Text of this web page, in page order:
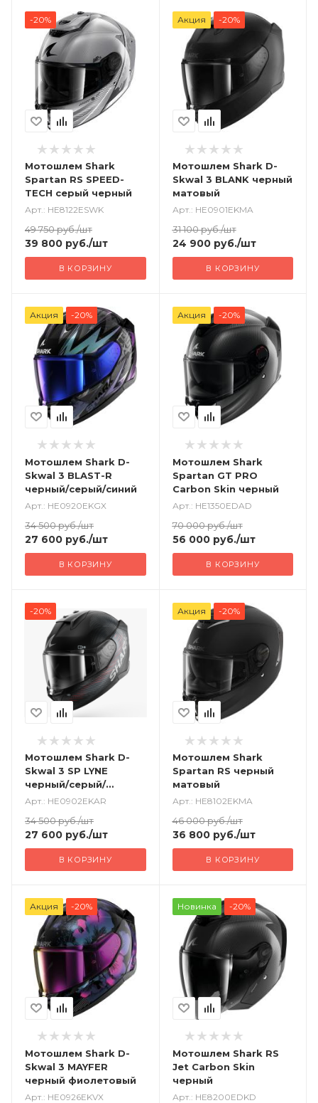
-20%
Мотошлем Shark
Spartan RS SPEED-
TECH серый черный
Арт.: HE8122ESWK
49 750руб./шт
39 800 руб./шт
В КОРЗИНУ
Акция -20%
Мотошлем Shark D-
Skwal 3 BLANK черный
матовый
Арт.: HE0901EKMA
31 100руб./шт
24 900руб./шт
В КОРЗИНУ
Акция -20%
Мотошлем Shark D-
Skwal 3 BLAST-R
черный/серый/синий
Арт.: HE0920EKGX
34 500руб./шт
27 600 руб./шт
В КОРЗИНУ
Акция -20%
Мотошлем Shark
Spartan GT PRO
Carbon Skin черный
Арт.: HE1350EDAD
70 000руб./шт
56 000руб./шт
В КОРЗИНУ
-20%
Мотошлем Shark D-
Skwal 3 SP LYNE
черный/серый/
красный
Арт.: HE0902EKAR
34 500руб./шт
27 600 руб./шт
В КОРЗИНУ
Акция -20%
Мотошлем Shark
Spartan RS черный
матовый
Арт.: HE8102EKMA
46 000руб./шт
36 800руб./шт
В КОРЗИНУ
Акция -20%
Мотошлем Shark D-
Skwal 3 MAYFER
черный фиолетовый
Арт.: HE0926EKVX
Новинка -20%
Мотошлем Shark RS
Jet Carbon Skin
черный
Арт.: HE8200EDKD